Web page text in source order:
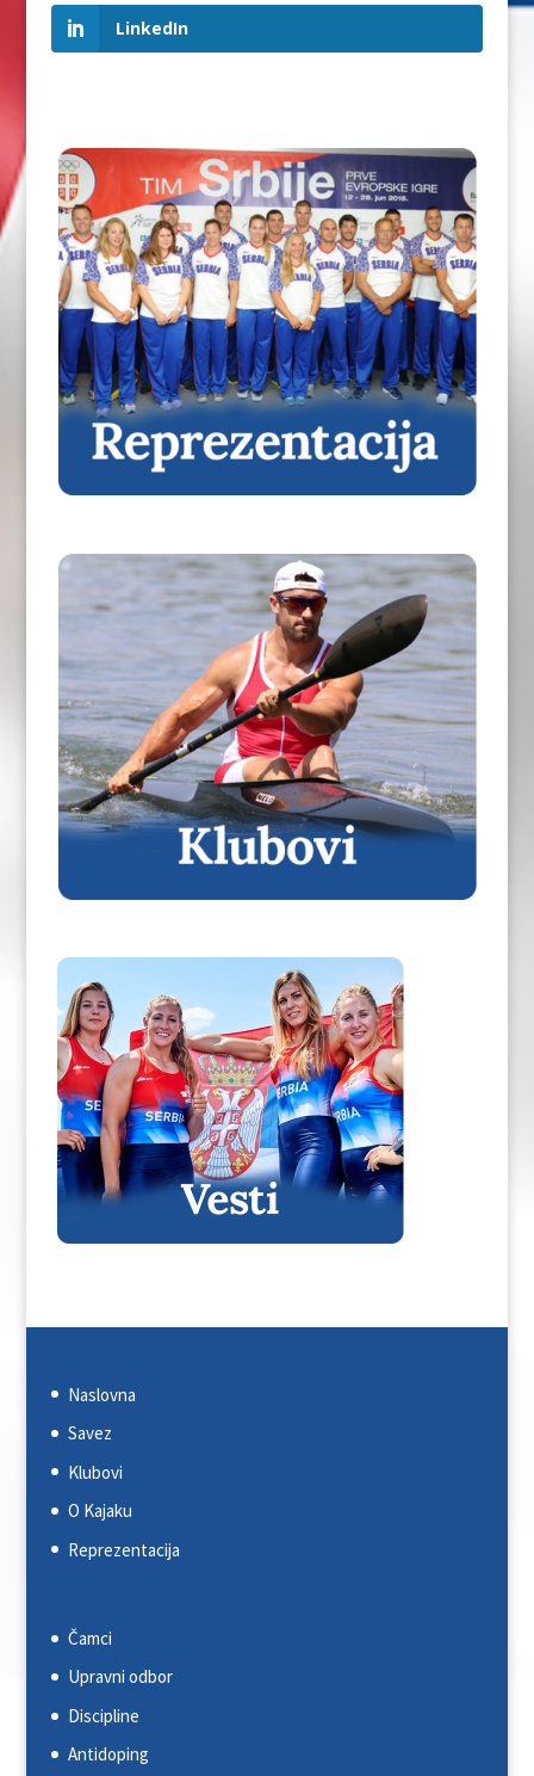
LinkedIn
Naslovna
Savez
Klubovi
O Kajaku
Reprezentacija
Čamci
Upravni odbor
Discipline
Antidoping